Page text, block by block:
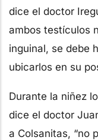
dice el doctor
ambos testículos
inguinal, se debe
ubicarlos en su
Durante la niñez
dice el doctor
a Colsanitas, “no